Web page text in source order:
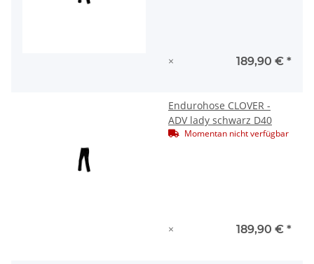
× 189,90 € *
Endurohose CLOVER -
ADV lady schwarz D40
Momentan nicht verfügbar
× 189,90 € *